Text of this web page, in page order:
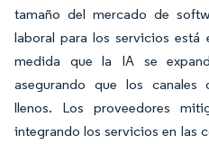
tamaño del mercado de
laboral para los servicios está
medida que la IA se
asegurando que los canales
llenos. Los proveedores
integrando los servicios en las